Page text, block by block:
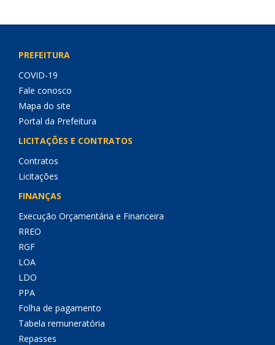
PREFEITURA
COVID-19
Fale conosco
Mapa do site
Portal da Prefeitura
LICITAÇÕES E CONTRATOS
Contratos
Licitações
FINANÇAS
Execução Orçamentária e Financeira
RREO
RGF
LOA
LDO
PPA
Folha de pagamento
Tabela remuneratória
Repasses